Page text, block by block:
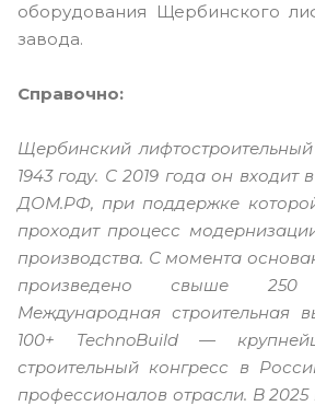
оборудования Щербинского
завода.
Справочно:
Щербинский
1943 году. С 2019 года он входит
ДОМ.РФ, при поддержке
проходит процесс
производства. С момента
произведено свыше
Международная строительная
100+ TechnoBuild —
строительный конгресс в
профессионалов отрасли. В 2025